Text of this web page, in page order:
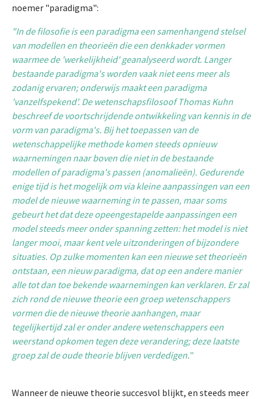
noemer "paradigma":
"In de filosofie is een paradigma een samenhangend stelsel
van modellen en theorieën die een denkkader vormen
waarmee de 'werkelijkheid' geanalyseerd wordt. Langer
bestaande paradigma's worden vaak niet eens meer als
zodanig ervaren; onderwijs maakt een paradigma
'vanzelfspekend'. De wetenschapsfilosoof Thomas Kuhn
beschreef de voortschrijdende ontwikkeling van kennis in de
vorm van paradigma's. Bij het toepassen van de
wetenschappelijke methode komen steeds opnieuw
waarnemingen naar boven die niet in de bestaande
modellen of paradigma's passen (anomalieën). Gedurende
enige tijd is het mogelijk om via kleine aanpassingen van een
model de nieuwe waarneming in te passen, maar soms
gebeurt het dat deze opeengestapelde aanpassingen een
model steeds meer onder spanning zetten: het model is niet
langer mooi, maar kent vele uitzonderingen of bijzondere
situaties. Op zulke momenten kan een nieuwe set theorieën
ontstaan, een nieuw paradigma, dat op een andere manier
alle tot dan toe bekende waarnemingen kan verklaren. Er zal
zich rond de nieuwe theorie een groep wetenschappers
vormen die de nieuwe theorie aanhangen, maar
tegelijkertijd zal er onder andere wetenschappers een
weerstand opkomen tegen deze verandering; deze laatste
groep zal de oude theorie blijven verdedigen."
Wanneer de nieuwe theorie succesvol blijkt, en steeds meer